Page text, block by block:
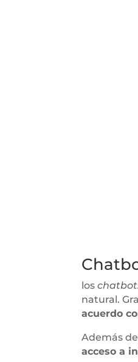
los
natural.
acuerdo
Además
acceso a